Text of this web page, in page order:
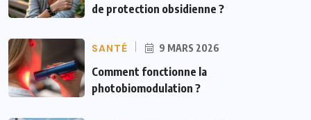
de protection obsidienne ?
SANTÉ 9 MARS 2026
Comment fonctionne la
photobiomodulation ?